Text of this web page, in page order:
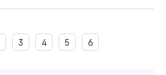
3 4 5 6